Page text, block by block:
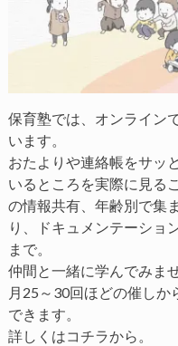
保育塾では、オンライン
います。
おたよりや連絡帳をサッ
いるところを実際に見る
の情報共有、年齢別で集
り、ドキュメンテーショ
まで。
仲間と一緒に学んでみま
月25～30回ほどの催し
できます。
詳しくはコチラから。